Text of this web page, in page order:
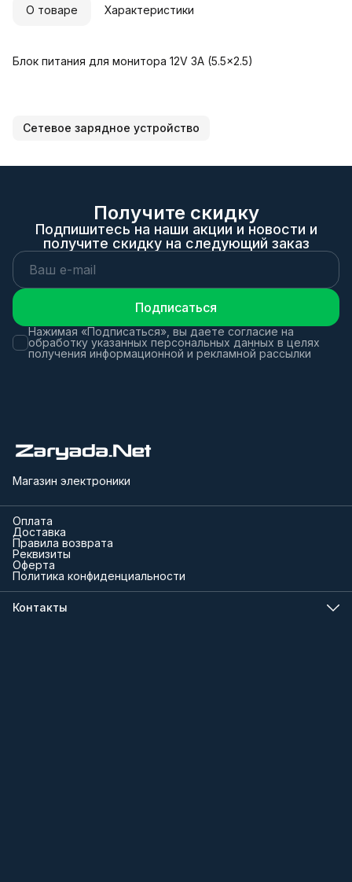
О товаре Характеристики
Блок питания для монитора 12V 3A (5.5x2.5)
Сетевое зарядное устройство
Получите скидку
Подпишитесь на наши акции и новости и
получите скидку на следующий заказ
Подписаться
Нажимая «Подписаться», вы даете согласие на
обработку указанных персональных данных в целях
получения информационной и рекламной рассылки
Магазин электроники
Оплата
Доставка
Правила возврата
Реквизиты
Оферта
Политика конфиденциальности
Контакты